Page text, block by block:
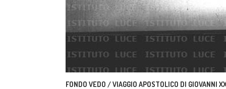
FONDO VEDO / VIAGGIO APOSTOLICO DI GIOVANNI